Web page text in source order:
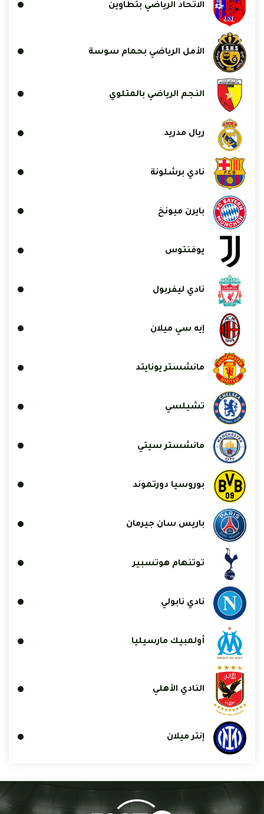
الاتحاد الرياضي بتطاوين
الأمل الرياضي بحمام سوسة
النجم الرياضي بالمتلوي
ريال مدريد
نادي برشلونة
بايرن ميونخ
يوفنتوس
نادي ليفربول
إيه سي ميلان
مانشستر يونايتد
تشيلسي
مانشستر سيتي
بوروسيا دورتموند
باريس سان جيرمان
توتنهام هوتسبير
نادي نابولي
أولمبيك مارسيليا
النادي الأهلي
إنتر ميلان